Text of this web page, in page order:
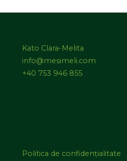
Kato Clara-Melita
info@mesimeli.com
+40 753 946 855
Politica de confidențialitate